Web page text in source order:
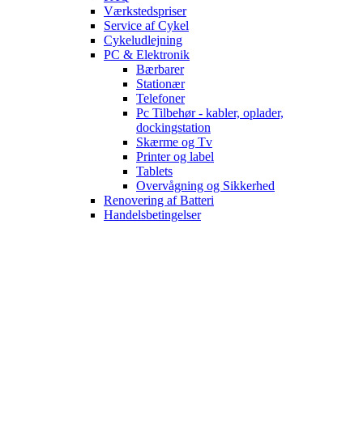
Værkstedspriser
Service af Cykel
Cykeludlejning
PC & Elektronik
Bærbarer
Stationær
Telefoner
Pc Tilbehør - kabler, oplader,
dockingstation
Skærme og Tv
Printer og label
Tablets
Overvågning og Sikkerhed
Renovering af Batteri
Handelsbetingelser